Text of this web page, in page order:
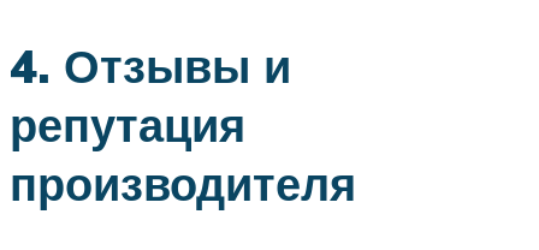
4. Отзывы и
репутация
производителя